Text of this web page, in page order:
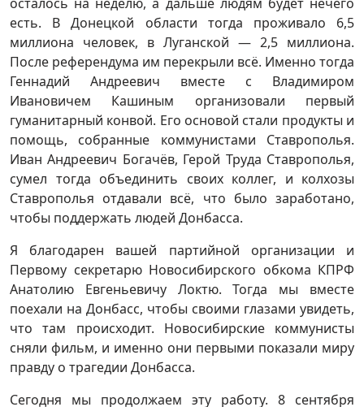
есть. В Донецкой области тогда проживало 6,5
миллиона человек, в Луганской — 2,5 миллиона.
После референдума им перекрыли всё. Именно тогда
Геннадий Андреевич вместе с Владимиром
Ивановичем Кашиным организовали первый
гуманитарный конвой. Его основой стали продукты и
помощь, собранные коммунистами Ставрополья.
Иван Андреевич Богачёв, Герой Труда Ставрополья,
сумел тогда объединить своих коллег, и колхозы
Ставрополья отдавали всё, что было заработано,
чтобы поддержать людей Донбасса.
Я благодарен вашей партийной организации и
Первому секретарю Новосибирского обкома КПРФ
Анатолию Евгеньевичу Локтю. Тогда мы вместе
поехали на Донбасс, чтобы своими глазами увидеть,
что там происходит. Новосибирские коммунисты
сняли фильм, и именно они первыми показали миру
правду о трагедии Донбасса.
Сегодня мы продолжаем эту работу. 8 сентября